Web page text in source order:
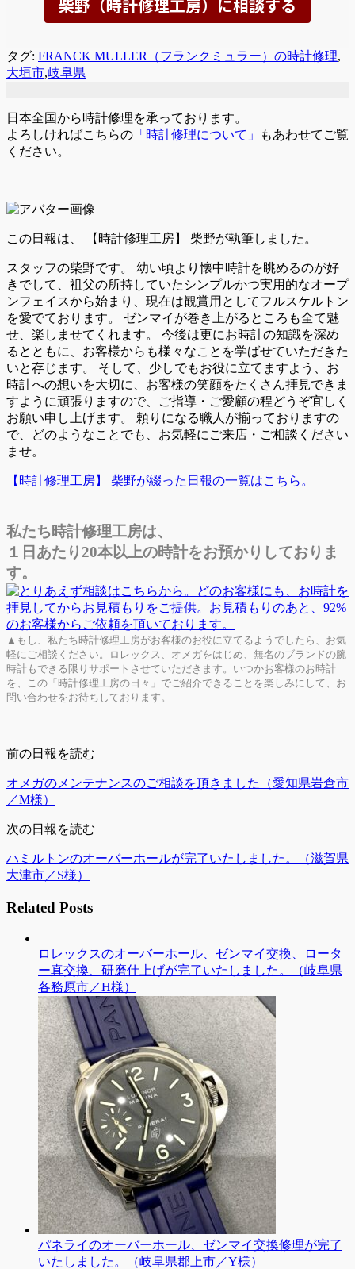
タグ: FRANCK MULLER（フランクミュラー）の時計修理,
大垣市,岐阜県
日本全国から時計修理を承っております。
よろしければこちらの 「時計修理について」
もあわせてご覧
ください。
この日報は、 【時計修理工房】 柴野が執筆しました。
スタッフの柴野です。 幼い頃より懐中時計を眺めるのが好
きでして、祖父の所持していたシンプルかつ実用的なオープ
ンフェイスから始まり、現在は観賞用としてフルスケルトン
を愛でております。 ゼンマイが巻き上がるところも全て魅
せ、楽しませてくれます。 今後は更にお時計の知識を深め
るとともに、お客様からも様々なことを学ばせていただきた
いと存じます。 そして、少しでもお役に立てますよう、お
時計への想いを大切に、お客様の笑顔をたくさん拝見できま
すように頑張りますので、ご指導・ご愛顧の程どうぞ宜しく
お願い申し上げます。 頼りになる職人が揃っておりますの
で、どのようなことでも、お気軽にご来店・ご相談ください
ませ。
【時計修理工房】 柴野が綴った日報の一覧はこちら。
私たち時計修理工房は、
１日あたり20本以上の時計をお預かりしておりま
す。
▲もし、私たち時計修理工房がお客様のお役に立てるようでしたら、お気
軽にご相談ください。ロレックス、オメガをはじめ、無名のブランドの腕
時計もできる限りサポートさせていただきます。いつかお客様のお時計
を、この「時計修理工房の日々」でご紹介できることを楽しみにして、お
問い合わせをお待ちしております。
前の日報を読む
オメガのメンテナンスのご相談を頂きました（愛知県岩倉市
／M様）
次の日報を読む
ハミルトンのオーバーホールが完了いたしました。（滋賀県
大津市／S様）
Related Posts
ロレックスのオーバーホール、ゼンマイ交換、ロータ
ー真交換、研磨仕上げが完了いたしました。（岐阜県
各務原市／H様）
パネライのオーバーホール、ゼンマイ交換修理が完了
いたしました。（岐阜県郡上市／Y様）